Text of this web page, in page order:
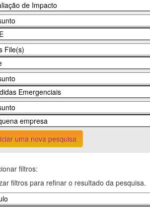
uma nova pesquisa
filtros:
filtros para refinar o resultado da pesquisa.